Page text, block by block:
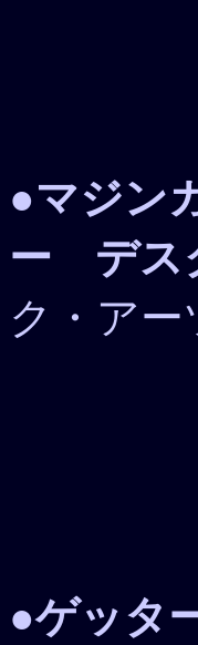
●マジン
ー デス
ク・アー
●ゲッタ